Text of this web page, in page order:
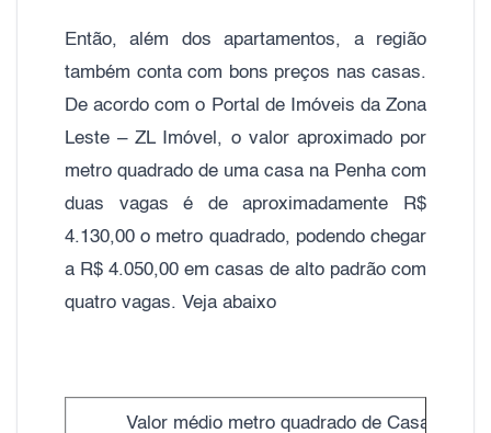
Então, além dos apartamentos, a região
também conta com bons preços nas casas.
De acordo com o Portal de Imóveis da Zona
Leste – ZL Imóvel, o valor aproximado por
metro quadrado de uma casa na Penha com
duas vagas é de aproximadamente R$
4.130,00 o metro quadrado, podendo chegar
a R$ 4.050,00 em casas de alto padrão com
quatro vagas. Veja abaixo
Valor médio metro quadrado de Casas